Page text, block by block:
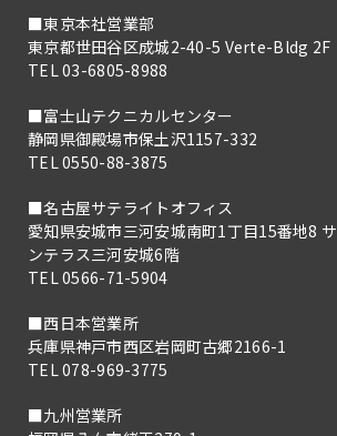
■東京本社営業部
東京都世田谷区成城2-40-5 Verte-Bldg 2F
TEL 03-6805-8988
■富士山テクニカルセンター
静岡県御殿場市保土沢1157-332
TEL 0550-88-3875
■名古屋サテライトオフィス
愛知県安城市三河安城南町1丁目15番地8 サ
ンテラス三河安城6階
TEL 0566-71-5904
■西日本営業所
兵庫県神戸市西区岩岡町古郷2166-1
TEL 078-969-3775
■九州営業所